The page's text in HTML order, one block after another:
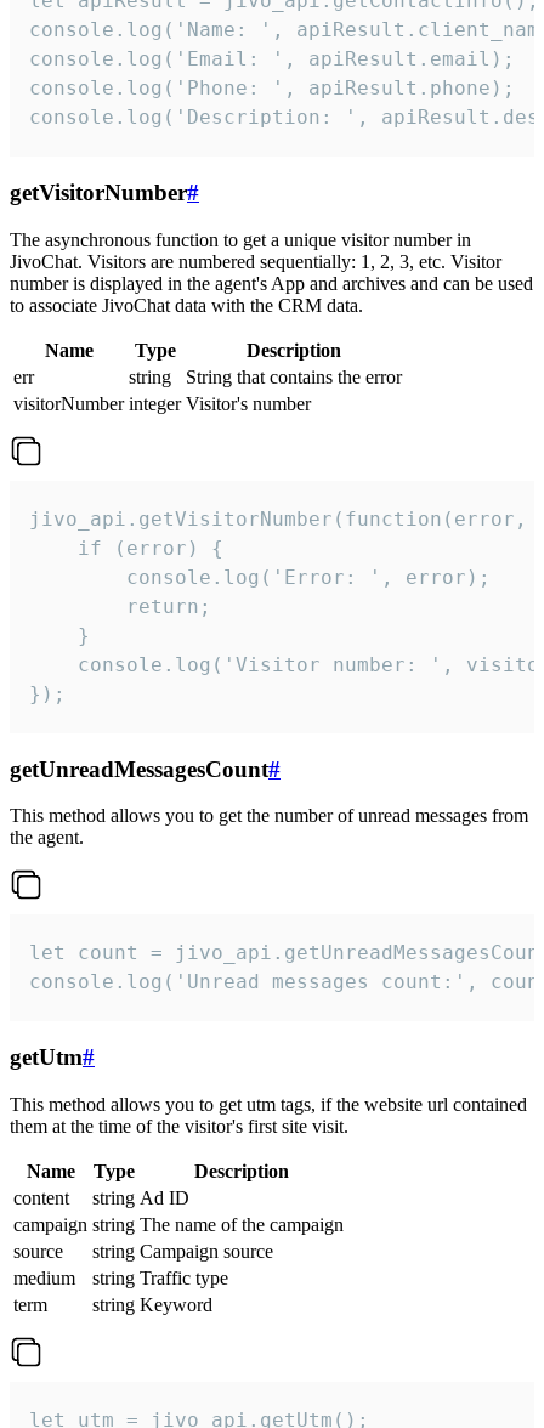
console.log('Name: ',
console.log('Email: ', apiResult.email);
console.log('Phone: ', apiResult.phone);
console.log('Description: ',
getVisitorNumber#
The asynchronous function to get a unique visitor number in
JivoChat. Visitors are numbered sequentially: 1, 2, 3, etc. Visitor
number is displayed in the agent's App and archives and can be used
to associate JivoChat data with the CRM data.
Name Type
Description
err
string
String that contains the error
visitorNumber integer Visitor's number
jivo_api.getVisitorNumber(function(error,
    if (error) {
        console.log('Error: ', error);
        return;
    }
console.log('Visitor number: ',
});
getUnreadMessagesCount#
This method allows you to get the number of unread messages from
the agent.
let count =
console.log('Unread messages count:',
getUtm#
This method allows you to get utm tags, if the website url contained
them at the time of the visitor's first site visit.
Name Type
Description
content
string Ad ID
campaign string The name of the campaign
source
string Campaign source
medium
string Traffic type
term
string Keyword
let utm = jivo_api.getUtm();